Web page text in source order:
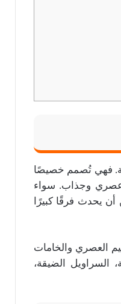
فهي تُصمم خصيصًا
عصري وجذاب. سواء
يحدث فرقًا كبيرًا
العصري والخامات
السراويل الضيقة،